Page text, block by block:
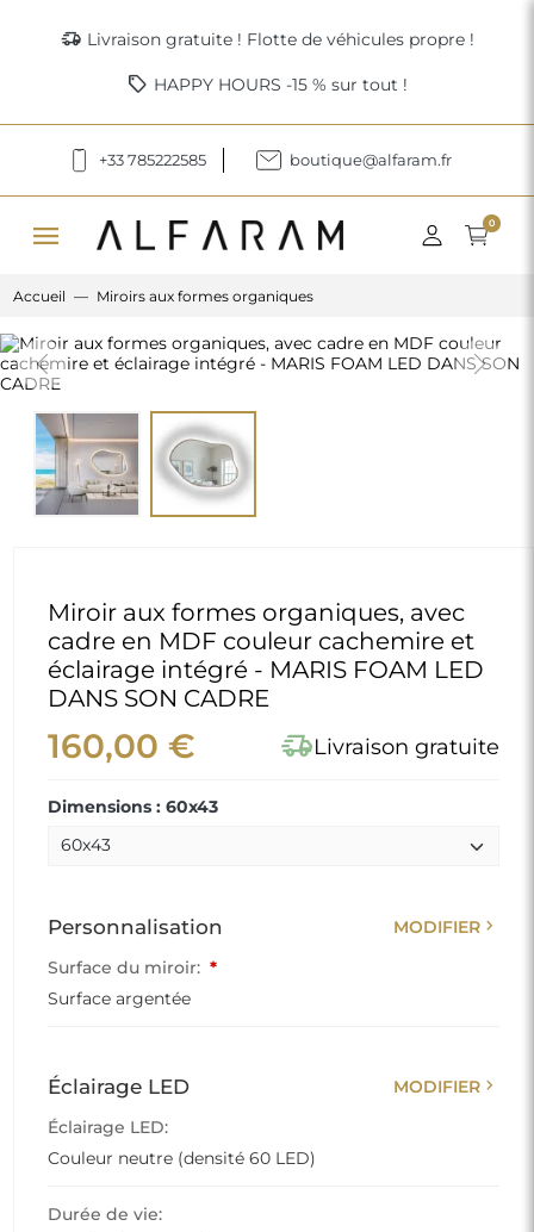
delivery_truck_speed Livraison gratuite ! Flotte de véhicules propre !
sell HAPPY HOURS -15 % sur tout !
+33 785222585 boutique@alfaram.fr
menu 0
Accueil Miroirs aux formes organiques
Previous Next
Miroir aux formes organiques, avec
cadre en MDF couleur cachemire et
éclairage intégré - MARIS FOAM LED
DANS SON CADRE
160,00 € delivery_truck_speedLivraison gratuite
Dimensions : 60x43
Personnalisation MODIFIER chevron_right
Surface du miroir: *
Surface argentée
Éclairage LED MODIFIER chevron_right
Éclairage LED:
Couleur neutre (densité 60 LED)
Durée de vie: